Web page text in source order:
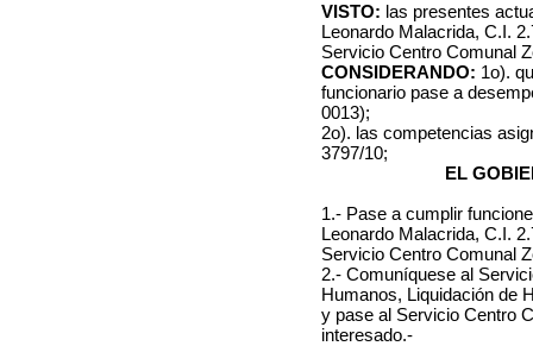
VISTO: las presentes
Leonardo Malacrida, C.I.
Servicio Centro Comunal
CONSIDERANDO: 1o).
funcionario pase a
0013);
2o). las competencias
3797/10;
EL
1.- Pase a cumplir
Leonardo Malacrida, C.I.
Servicio Centro Comunal
2.- Comuníquese al
Humanos, Liquidación de
y pase al Servicio Centro
interesado.-